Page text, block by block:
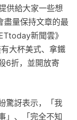
供給大家一些想
盡量保持文章的最
新聞雲》
大杯美式、拿鐵
6折，並開放寄
驚訝表示，「我
」、「完全不知